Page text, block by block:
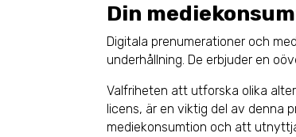
Din
Digitala prenumerationer och
underhållning. De erbjuder en
Valfriheten att utforska olika
licens, är en viktig del av denna
mediekonsumtion och att